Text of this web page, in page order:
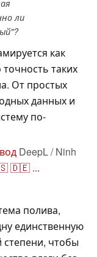
ли
как
таких
От простых
данных и
по-
DeepL / Ninh
🇩🇪 ...
полива,
единственную
степени, чтобы